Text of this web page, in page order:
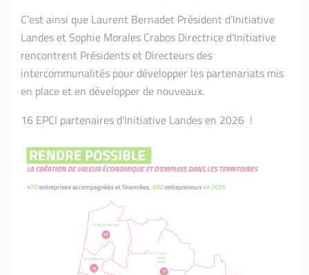
C’est ainsi que Laurent Bernadet Président d’Initiative
Landes et Sophie Morales Crabos Directrice d’Initiative
rencontrent Présidents et Directeurs des
intercommunalités pour développer les partenariats mis
en place et en développer de nouveaux.
16 EPCI partenaires d'Initiative Landes en 2026 !